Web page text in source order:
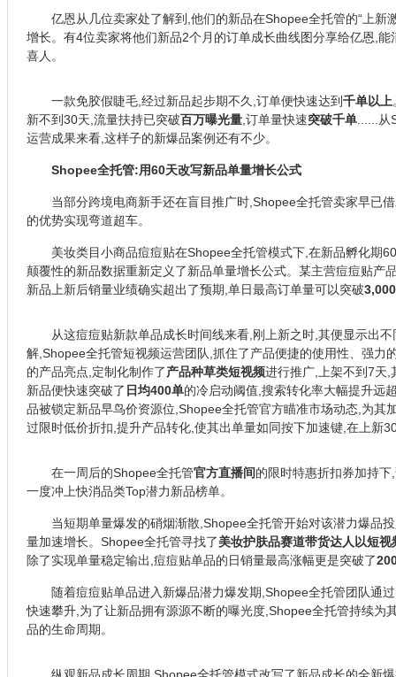
亿恩从几位卖家处了解到,他们的新品在Shopee全托管的“上新
增长。有4位卖家将他们新品2个月的订单成长曲线图分享给亿恩,
喜人。
一款免胶假睫毛,经过新品起步期不久,订单便快速达到千单以上
新不到30天,流量扶持已突破百万曝光量,订单量快速突破千单......从
运营成果来看,这样子的新爆品案例还有不少。
Shopee全托管:用60天改写新品单量增长公式
当部分跨境电商新手还在盲目推广时,Shopee全托管卖家早已
的优势实现弯道超车。
美妆类目小商品痘痘贴在Shopee全托管模式下,在新品孵化期
颠覆性的新品数据重新定义了新品单量增长公式。某主营痘痘贴产
新品上新后销量业绩确实超出了预期,单日最高订单量可以突破
从这痘痘贴新款单品成长时间线来看,刚上新之时,其便显示出
解,Shopee全托管短视频运营团队,抓住了产品便捷的使用性、强力
的产品亮点,定制化制作了产品种草类短视频进行推广,上架不到7天,
新品便快速突破了 日均400单的冷启动阈值,搜索转化率大幅提升远
品被锁定新品早鸟价资源位,Shopee全托管官方瞄准市场动态,为其
过限时低价折扣,提升产品转化,使其出单量如同按下加速键,在上新
在一周后的Shopee全托管官方直播间的限时特惠折扣券加持
一度冲上快消品类Top潜力新品榜单。
当短期单量爆发的硝烟渐散,Shopee全托管开始对该潜力爆品
量加速增长。Shopee全托管寻找了美妆护肤品赛道带货达人以短视
除了实现单量稳定输出,痘痘贴单品的日销量最高涨幅更是突破了
随着痘痘贴单品进入新爆品潜力爆发期,Shopee全托管团队通
快速攀升,为了让新品拥有源源不断的曝光度,Shopee全托管持续为
品的生命周期。